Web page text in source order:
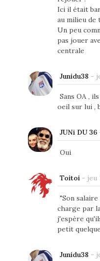
Ici il était
au milieu de
Un peu
pas jouer
centrale
Junidu38 -
Sans OA ,
oeil sur lui ,
JUNi DU 36
Oui
Toitoi - jeu
"Son
charge par
j'espère
petit
Junidu38 -